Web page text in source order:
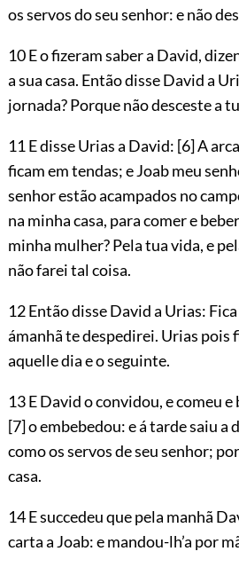
os servos do seu senhor: e não
10 E o fizeram saber a David,
a sua casa. Então disse David a
jornada? Porque não desceste a
11 E disse Urias a David: [6]A
ficam em tendas; e Joab meu
senhor estão acampados no
na minha casa, para comer e
minha mulher? Pela tua vida, e
não farei tal coisa.
12 Então disse David a Urias:
ámanhã te despedirei. Urias pois
aquelle dia e o seguinte.
13 E David o convidou, e comeu e
[7]o embebedou: e á tarde saiu a
como os servos de seu senhor;
casa.
14 E succedeu que pela manhã
carta a Joab: e mandou-lh’a por